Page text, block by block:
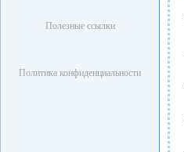
Полезные ссылки
Политика конфиденциальности